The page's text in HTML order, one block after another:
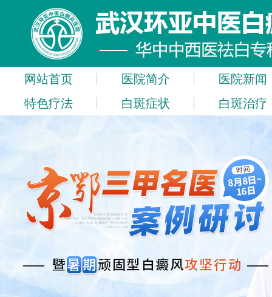
网站首页 医院简介
医院新闻
特色疗法
白斑症状 白斑治疗